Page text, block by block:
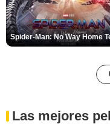
Spider-Man: No Way Home
Las mejores